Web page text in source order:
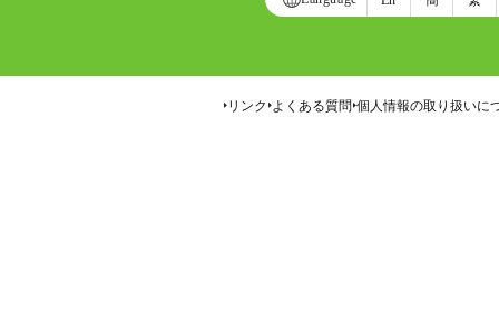
リンク よくある質問 個人情報の取り扱いに